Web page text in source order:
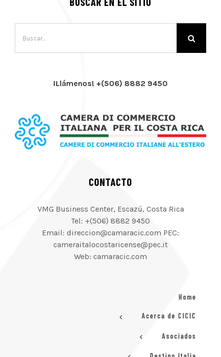
¡Llámenos! +(506) 8882 9450
CONTACTO
VMG Business Center, Escazú, Costa Rica
Tel: +(506) 8882 9450
Email: direccion@camaracic.com PEC:
cameraitalocostaricense@pec.it
Web: camaracic.com
Home
Acerca de CICIC
Asociados